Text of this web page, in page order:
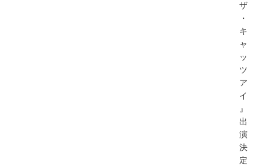
ザ
・
キ
ャ
ッ
ツ
ア
イ
』
出
演
決
定